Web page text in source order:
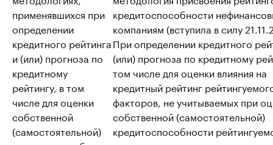
применявшихся при
определении
кредитного рейтинга
и (или) прогноза по
кредитному
рейтингу, в том
числе для оценки
собственной
(самостоятельной)
кредитоспособности
компаниям (вступила в силу
При определении кредитного
(или) прогноза по кредитному
том числе для оценки влияния на
кредитный рейтинг
факторов, не учитываемых при
собственной (самостоятельной)
кредитоспособности